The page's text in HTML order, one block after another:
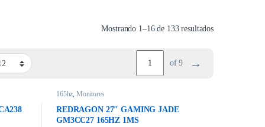
Mostrando 1–16 de 133 resultados
of 9 →
165hz Monitores
REDRAGON 27″ GAMING JADE
GM3CC27 165HZ 1MS